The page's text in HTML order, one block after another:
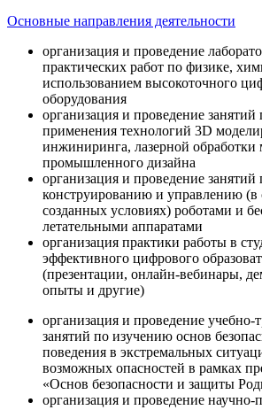
Основные направления деятельности
организация и проведение
практических работ по физике,
использованием высокоточного
оборудования
организация и проведение занятий
применения технологий 3D
инжиниринга, лазерной обработки
промышленного дизайна
организация и проведение
конструированию и управлению (в
созданных условиях) роботами и
летательными аппаратами
организация практики работы в
эффективного цифрового
(презентации, онлайн-вебинары,
опыты и другие)
организация и проведение
занятий по изучению основ
поведения в экстремальных
возможных опасностей в рамках
«Основ безопасности и защиты
организация и проведение научно-